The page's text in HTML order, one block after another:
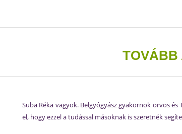
TOVÁBB
Suba Réka vagyok. Belgyógyász gyakornok orvos
el, hogy ezzel a tudással másoknak is szeretnék